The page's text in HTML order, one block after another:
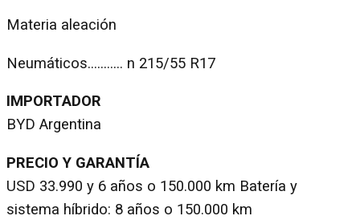
Materia aleación
Neumáticos……….. n 215/55 R17
IMPORTADOR
BYD Argentina
PRECIO Y GARANTÍA
USD 33.990 y 6 años o 150.000 km Batería y
sistema híbrido: 8 años o 150.000 km